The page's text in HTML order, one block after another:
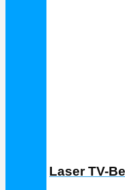
Laser TV-